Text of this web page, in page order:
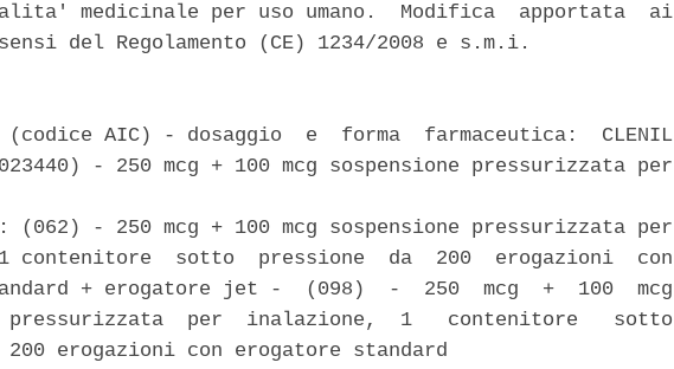
medicinale per uso umano.  Modifica  apportata  ai
del Regolamento (CE) 1234/2008 e s.m.i.
(codice AIC) - dosaggio  e  forma  farmaceutica:  CLENIL
(023440) - 250 mcg + 100 mcg sospensione pressurizzata per
(062) - 250 mcg + 100 mcg sospensione pressurizzata per
contenitore  sotto  pressione  da  200  erogazioni  con
+ erogatore jet -  (098)  -  250  mcg  +  100  mcg
pressurizzata  per  inalazione,  1   contenitore   sotto
200 erogazioni con erogatore standard